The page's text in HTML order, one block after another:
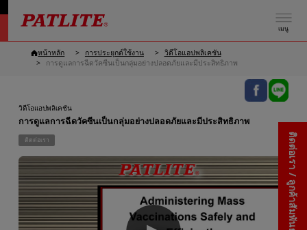
เมนู
ติดต่อเรา / ลูกค้าสัมพันธ์
หน้าหลัก การประยุกต์ใช้งาน
วิดีโอแอปพลิเคชัน
การดูแลการฉีดวัคซีนเป็นกลุ่มอย่างปลอดภัยและมีประสิทธิภาพ
วิดีโอแอปพลิเคชัน
การดูแลการฉีดวัคซีนเป็นกลุ่มอย่างปลอดภัยและมีประสิทธิภาพ
ติดต่อเรา